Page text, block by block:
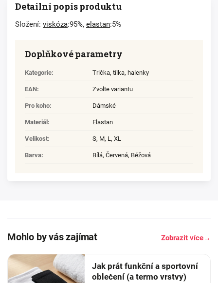
Detailní popis produktu
Složení: viskóza:95%, elastan:5%
Doplňkové parametry
Kategorie: Trička, tílka, halenky
EAN: Zvolte variantu
Pro koho: Dámské
Materiál : Elastan
Velikost: S, M, L, XL
Barva: Bílá, Červená, Béžová
Mohlo by vás zajímat Zobrazit více→
Jak prát funkční a sportovní
oblečení (a termo vrstvy)